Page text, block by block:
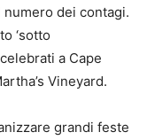
numero dei contagi.
‘sotto
a Cape
Vineyard.
grandi feste